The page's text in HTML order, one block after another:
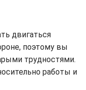
двигаться
поэтому вы
трудностями.
работы и